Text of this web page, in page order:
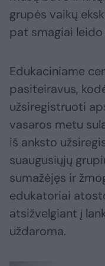
grupės vaikų
pat smagiai leido
Edukaciniame
pasiteiravus,
užsiregistruoti
vasaros metu
iš anksto
suaugusiųjų
sumažėjęs ir
edukatoriai
atsižvelgiant į
uždaroma.